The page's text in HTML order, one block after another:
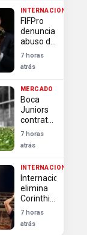
história
INTERNACIONAL
FIFPro
denuncia
abuso de
poder da
Fifa em
escândalo
7 horas
atrás
MERCADO
Boca
Juniors
contrata
Enner
Valencia,
ex-
para
vaga de
Cavani
7 horas
atrás
INTERNACIONAL
Internacional
elimina
Corinthians
na Copa
do Brasil
apesar
7 horas
atrás